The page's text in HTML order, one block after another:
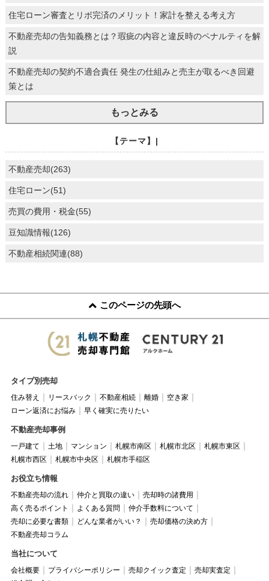
住宅ローン審査とリボ完済のメリット！家計を整える考え方
不動産売却の告知義務とは？瑕疵の内容と違反時のペナルティを解
説
不動産売却の契約不適合責任 発生の仕組みと売主が取るべき回避
策とは
もっとみる
【テーマ】|
不動産売却(263)
住宅ローン(51)
売買の費用・税金(55)
豆知識情報(126)
不動産相続関連(88)
このページの先頭へ
タイプ別売却
住み替え リースバック 不動産相続 離婚
空き家
ローン返済にお悩み
早く確実に売りたい
不動産売却事例
一戸建て 土地 マンション 札幌市南区 札幌市北区
札幌市東区
札幌市西区
札幌市中央区 札幌市手稲区
お役立ち情報
不動産売却の流れ 仲介と買取の違い
売却時の諸費用
高く売るポイント
よくある質問
仲介手数料について
売却に必要な書類
どんな業者がいい？
売却価格の決め方
不動産売却コラム
当社について
会社概要 プライバシーポリシー 売却クイック査定
売却実査定